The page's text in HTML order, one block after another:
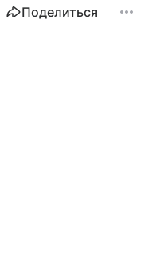
Поделиться